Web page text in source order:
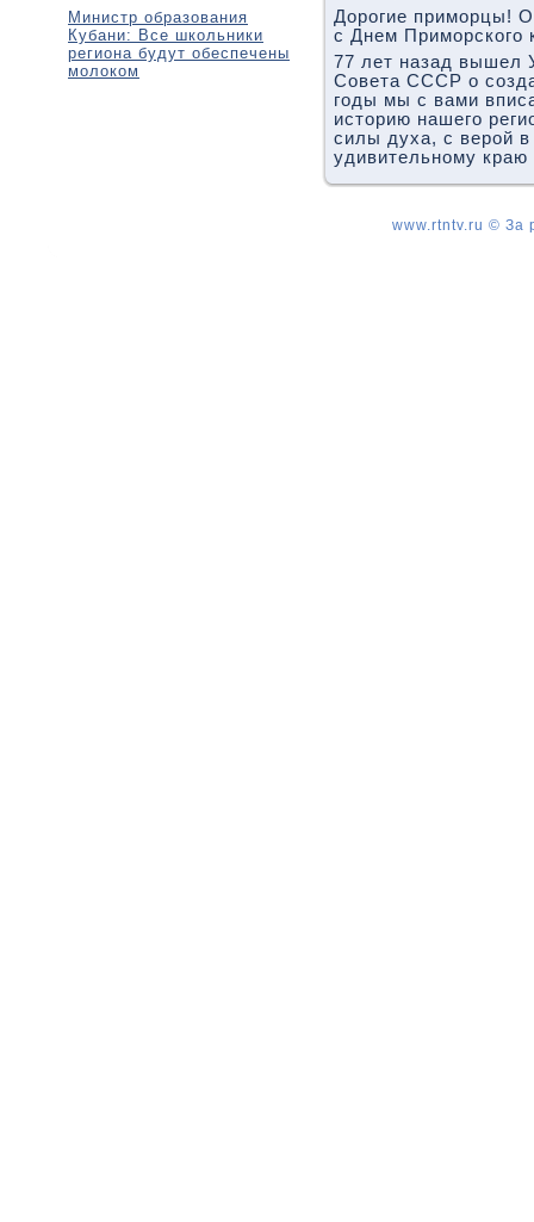
Министр образования
Кубани: Все школьники
региона будут обеспечены
молоком
Дорогие приморцы!
с Днем Приморского
77 лет назад вышел
Совета СССР о
годы мы с вами
истοрию нашего
силы духа, с верой
удивительному
www.rtntv.ru © За